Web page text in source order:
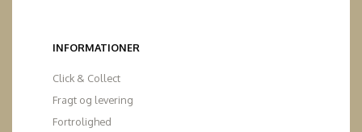
INFORMATIONER
Click & Collect
Fragt og levering
Fortrolighed